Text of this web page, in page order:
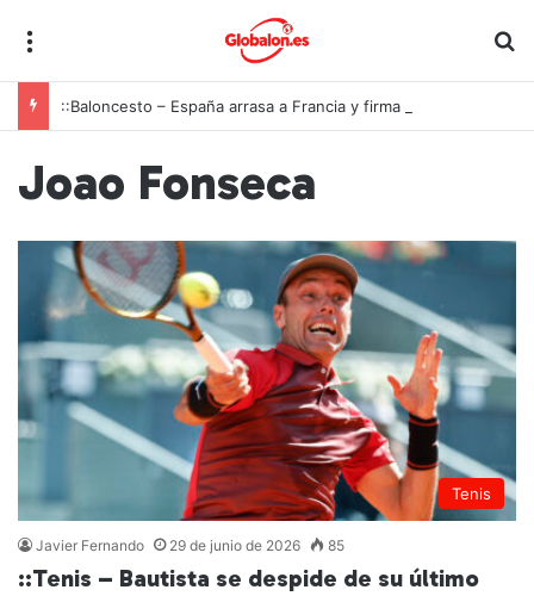
Joao Fonseca
Tenis
Javier Fernando 29 de junio de 2026 85
::Tenis – Bautista se despide de su último